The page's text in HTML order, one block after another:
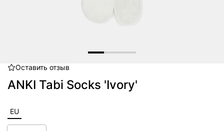
ItemОставить отзыв
ANKI Tabi Socks 'Ivory'
EU